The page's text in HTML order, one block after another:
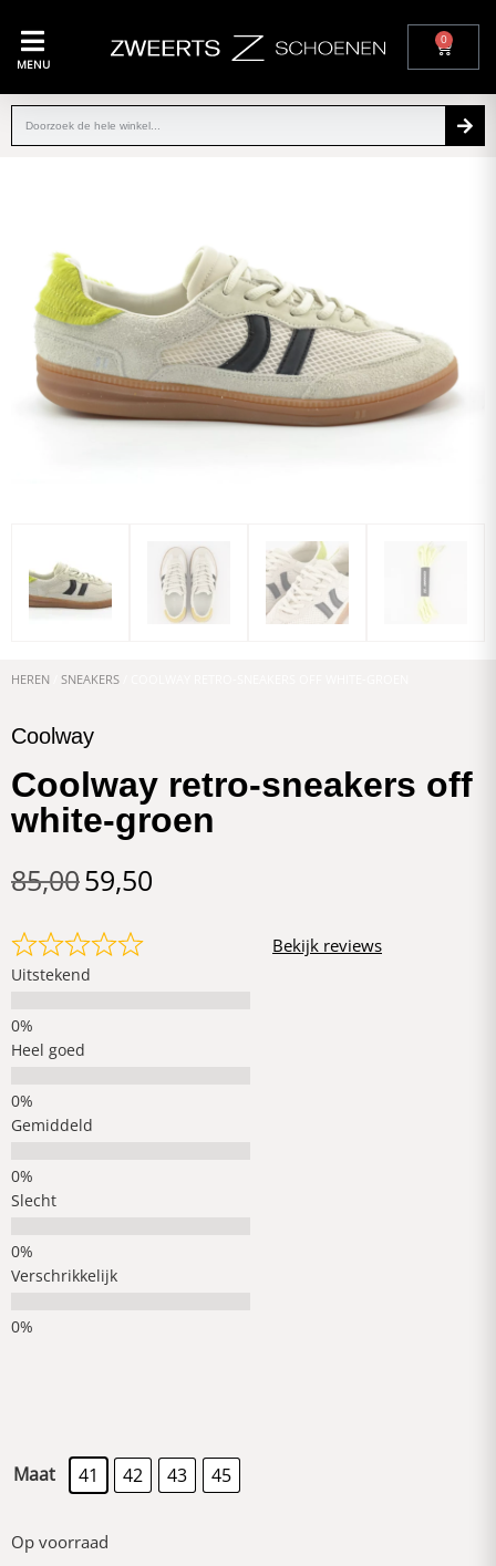
MENU
0
HEREN SNEAKERS
Coolway
Coolway retro-sneakers off
white-groen
85,0059,50
Uitstekend
Heel goed
Gemiddeld
Slecht
Verschrikkelijk
Bekijk reviews
Maat 41 42 43 45
Op voorraad